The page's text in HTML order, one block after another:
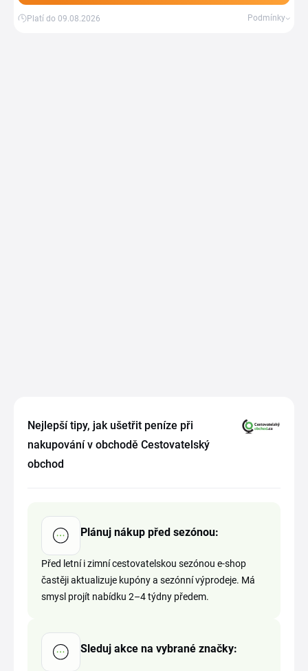
Platí do 09.08.2026 Podmínky
Nejlepší tipy, jak ušetřit peníze při
nakupování v obchodě Cestovatelský
obchod
Plánuj nákup před sezónou:
Před letní i zimní cestovatelskou sezónou e-shop
častěji aktualizuje kupóny a sezónní výprodeje. Má
smysl projít nabídku 2–4 týdny předem.
Sleduj akce na vybrané značky: